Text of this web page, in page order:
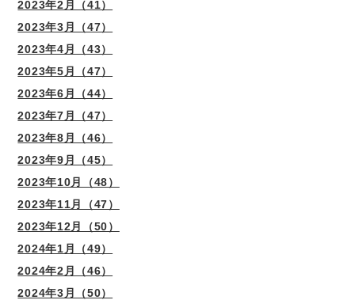
2023年2月（41）
2023年3月（47）
2023年4月（43）
2023年5月（47）
2023年6月（44）
2023年7月（47）
2023年8月（46）
2023年9月（45）
2023年10月（48）
2023年11月（47）
2023年12月（50）
2024年1月（49）
2024年2月（46）
2024年3月（50）